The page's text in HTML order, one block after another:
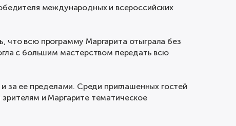
международных и всероссийских
что всю программу Маргарита отыграла без
с большим мастерством передать всю
за ее пределами. Среди приглашенных гостей
и Маргарите тематическое